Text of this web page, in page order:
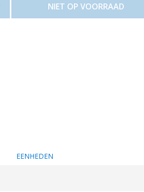
NIET OP VOORRAAD
EENHEDEN